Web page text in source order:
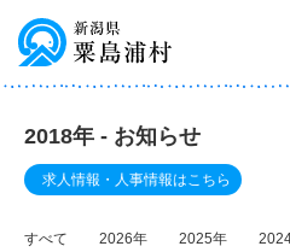
2018年 - お知らせ
求人情報・人事情報はこちら
すべて 2026年 2025年